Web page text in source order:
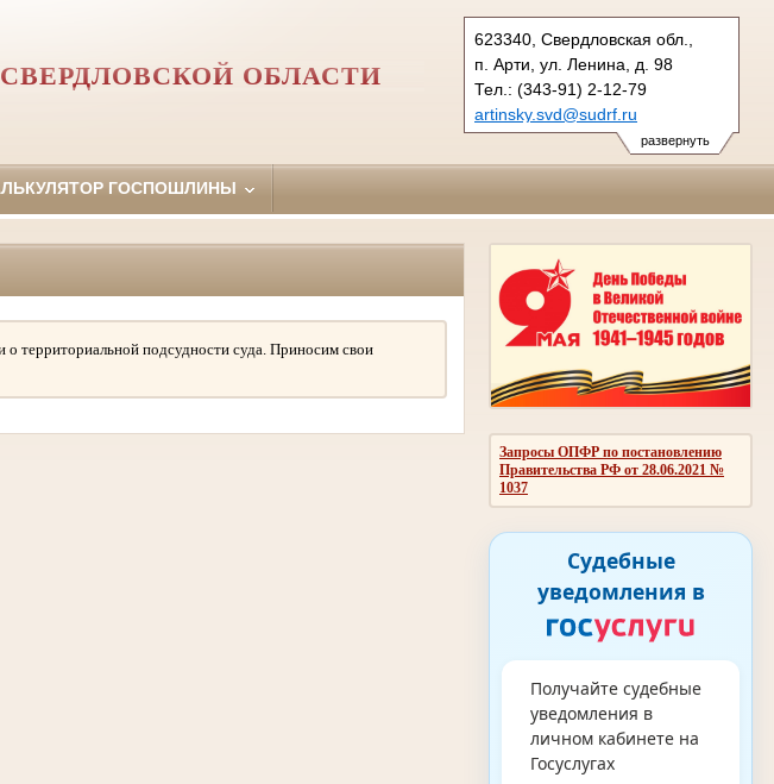
развернуть
623340, Свердловская обл.,
п. Арти, ул. Ленина, д. 98
Тел.: (343-91) 2-12-79
artinsky.svd@sudrf.ru
ОБЛАСТИ
ГОСПОШЛИНЫ
Запросы ОПФР по постановлению
Правительства РФ от 28.06.2021 №
1037
Судебные
уведомления в
Получайте судебные
уведомления в
личном кабинете на
Госуслугах
территориальной подсудности суда. Приносим свои